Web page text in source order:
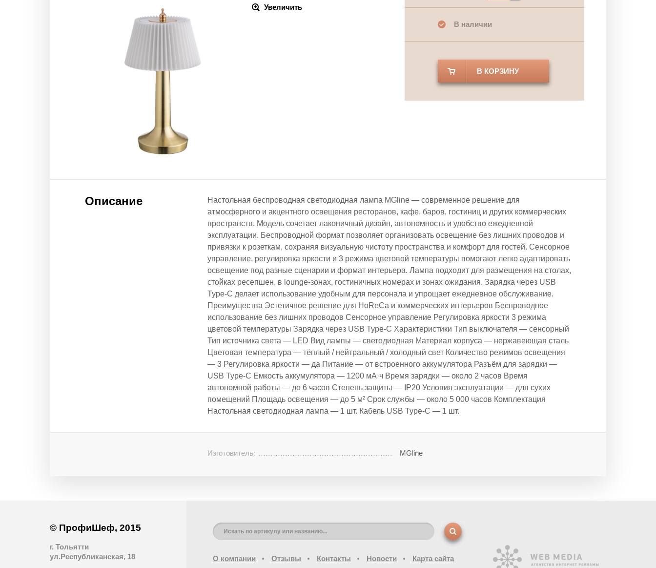
Увеличить
В наличии
В КОРЗИНУ
Описание
Настольная беспроводная светодиодная лампа MGline — современное решение для
атмосферного и акцентного освещения ресторанов, кафе, баров, гостиниц и других коммерческих
пространств. Модель сочетает лаконичный дизайн, автономность и удобство ежедневной
эксплуатации. Беспроводной формат позволяет организовать освещение без лишних проводов и
привязки к розеткам, сохраняя визуальную чистоту пространства и комфорт для гостей. Сенсорное
управление, регулировка яркости и 3 режима цветовой температуры помогают легко адаптировать
освещение под разные сценарии и формат интерьера. Лампа подходит для размещения на столах,
стойках ресепшен, в lounge-зонах, гостиничных номерах и зонах ожидания. Зарядка через USB
Type-C делает использование удобным для персонала и упрощает ежедневное обслуживание.
Преимущества Эстетичное решение для HoReCa и коммерческих интерьеров Беспроводное
использование без лишних проводов Сенсорное управление Регулировка яркости 3 режима
цветовой температуры Зарядка через USB Type-C Характеристики Тип выключателя — сенсорный
Тип источника света — LED Вид лампы — светодиодная Материал корпуса — нержавеющая сталь
Цветовая температура — тёплый / нейтральный / холодный свет Количество режимов освещения
— 3 Регулировка яркости — да Питание — от встроенного аккумулятора Разъём для зарядки —
USB Type-C Емкость аккумулятора — 1200 мА·ч Время зарядки — около 2 часов Время
автономной работы — до 6 часов Степень защиты — IP20 Условия эксплуатации — для сухих
помещений Площадь освещения — до 5 м² Срок службы — около 5 000 часов Комплектация
Настольная светодиодная лампа — 1 шт. Кабель USB Type-C — 1 шт.
Изготовитель: MGline
© ПрофиШеф, 2015
г. Тольятти
ул.Республиканская, 18
О компании Отзывы Контакты Новости Карта сайта